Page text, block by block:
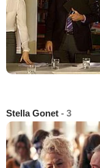
Stella Gonet - 3